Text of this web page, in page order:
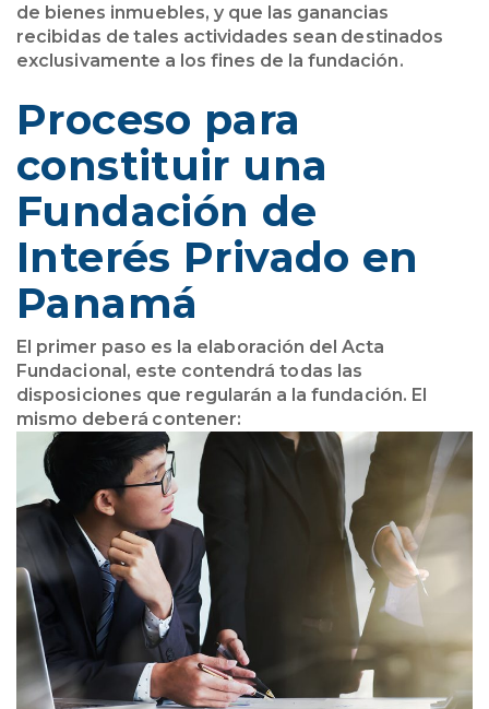
de bienes inmuebles, y que las ganancias
recibidas de tales actividades sean destinados
exclusivamente a los fines de la fundación.
Proceso para
constituir una
Fundación de
Interés Privado en
Panamá
El primer paso es la elaboración del Acta
Fundacional, este contendrá todas las
disposiciones que regularán a la fundación. El
mismo deberá contener: